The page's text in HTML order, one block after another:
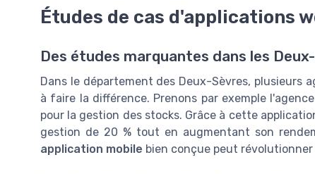
Études de cas d'applications
Des études marquantes dans les
Dans le département des Deux-Sèvres, plusieurs
à faire la différence. Prenons par exemple l'agence
pour la gestion des stocks. Grâce à cette
gestion de 20 % tout en augmentant son
application mobile bien conçue peut